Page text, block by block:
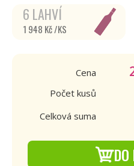
6 LAHVÍ
1 948 Kč /KS
Cena
Počet kusů
Celková suma